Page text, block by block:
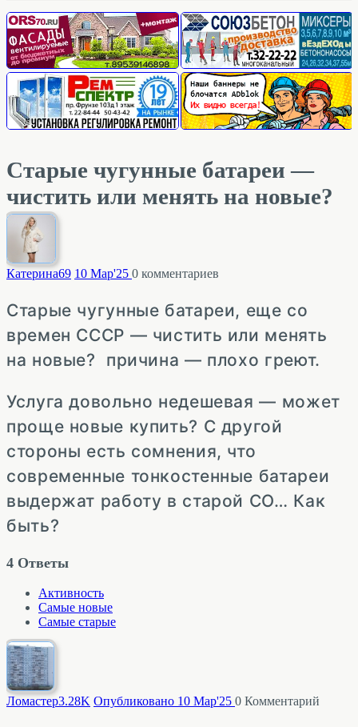
Старые чугунные батареи —
чистить или менять на новые?
Катерина69 10 Мар'25 0 комментариев
Старые чугунные батареи, еще со
времен СССР — чистить или менять
на новые? причина — плохо греют.
Услуга довольно недешевая — может
проще новые купить? С другой
стороны есть сомнения, что
современные тонкостенные батареи
выдержат работу в старой СО… Как
быть?
4 Ответы
Активность
Самые новые
Самые старые
Ломастер3.28K Опубликовано 10 Мар'25 0 Комментарий